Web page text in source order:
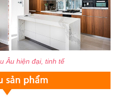
Âu hiện đại, tinh tế